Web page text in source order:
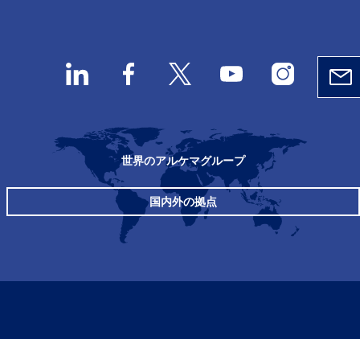
世界のアルケマグループ
国内外の拠点